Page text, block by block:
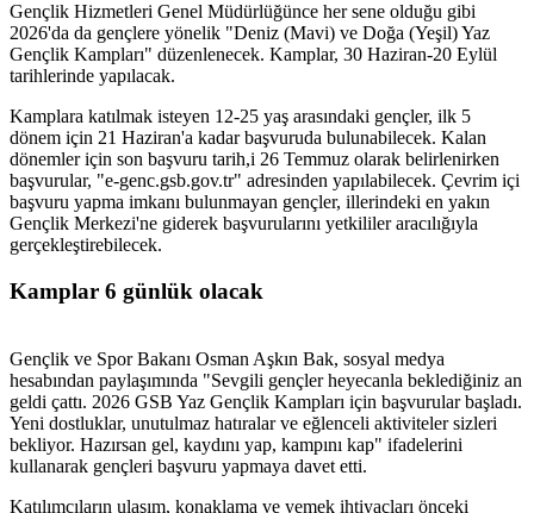
Gençlik Hizmetleri Genel Müdürlüğünce her sene olduğu gibi
2026'da da gençlere yönelik "Deniz (Mavi) ve Doğa (Yeşil) Yaz
Gençlik Kampları" düzenlenecek. Kamplar, 30 Haziran-20 Eylül
tarihlerinde yapılacak.
Kamplara katılmak isteyen 12-25 yaş arasındaki gençler, ilk 5
dönem için 21 Haziran'a kadar başvuruda bulunabilecek. Kalan
dönemler için son başvuru tarih,i 26 Temmuz olarak belirlenirken
başvurular, "e-genc.gsb.gov.tr" adresinden yapılabilecek. Çevrim içi
başvuru yapma imkanı bulunmayan gençler, illerindeki en yakın
Gençlik Merkezi'ne giderek başvurularını yetkililer aracılığıyla
gerçekleştirebilecek.
Kamplar 6 günlük olacak
Gençlik ve Spor Bakanı Osman Aşkın Bak, sosyal medya
hesabından paylaşımında "Sevgili gençler heyecanla beklediğiniz an
geldi çattı. 2026 GSB Yaz Gençlik Kampları için başvurular başladı.
Yeni dostluklar, unutulmaz hatıralar ve eğlenceli aktiviteler sizleri
bekliyor. Hazırsan gel, kaydını yap, kampını kap" ifadelerini
kullanarak gençleri başvuru yapmaya davet etti.
Katılımcıların ulaşım, konaklama ve yemek ihtiyaçları önceki